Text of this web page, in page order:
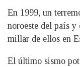
En 1999, un
noroeste del país y
millar de ellos en
El último sismo